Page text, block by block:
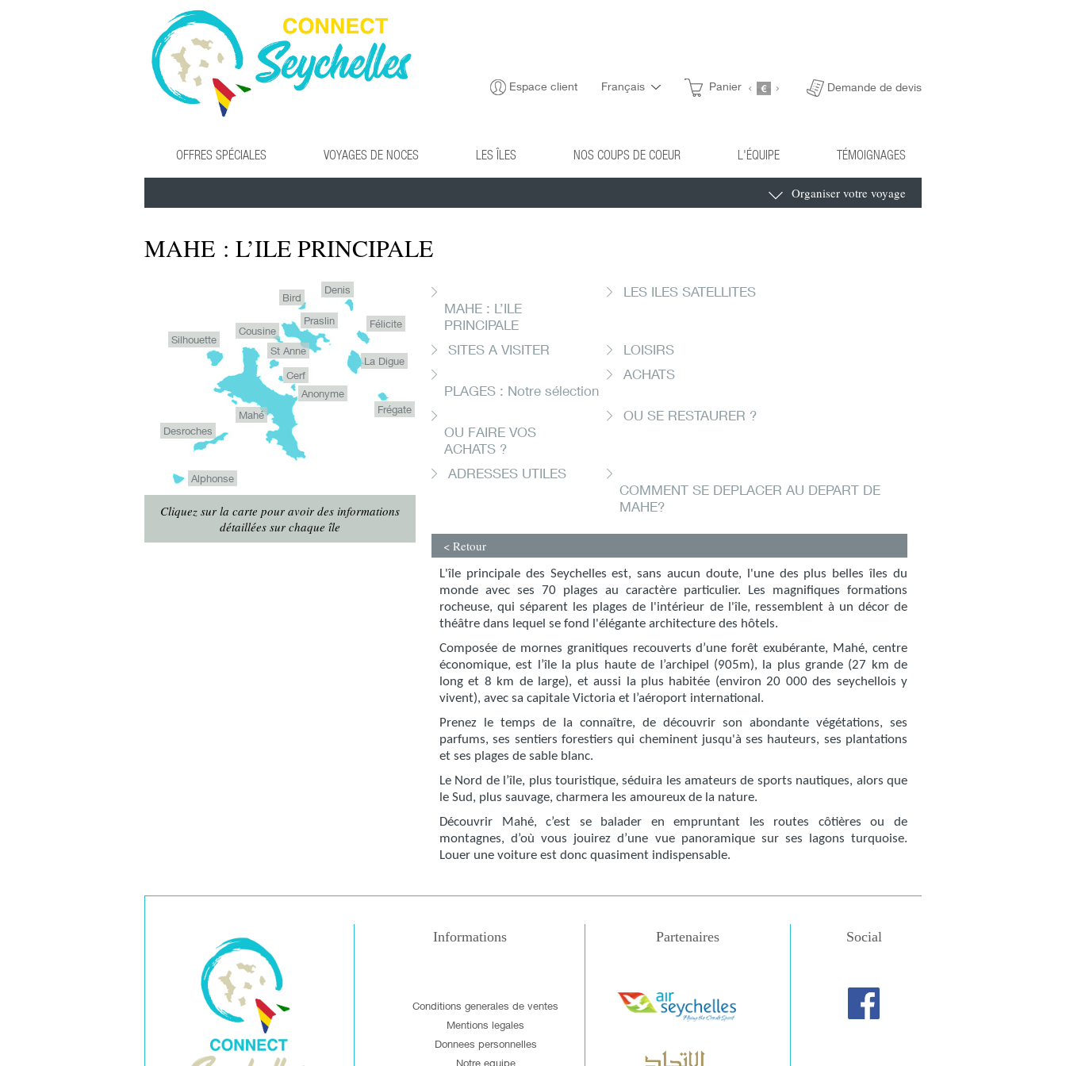
Espace client Français Panier Demande de devis
OFFRES SPÉCIALES VOYAGES DE NOCES LES ÎLES NOS COUPS DE COEUR L'ÉQUIPE TÉMOIGNAGES
Organiser votre voyage
MAHE : L’ILE PRINCIPALE
Alphonse
Desroches
Mahé
Silhouette
Anonyme
Cerf
St Anne
Cousine
Praslin
Bird
Denis
Félicite
La Digue
Frégate
Cliquez sur la carte pour avoir des informations
détaillées sur chaque île
MAHE : L’ILE
PRINCIPALE
LES ILES SATELLITES
SITES A VISITER LOISIRS
PLAGES : Notre sélection
ACHATS
OU FAIRE VOS
ACHATS ?
OU SE RESTAURER ?
ADRESSES UTILES
COMMENT SE DEPLACER AU DEPART DE
MAHE?
< Retour
L'île principale des Seychelles est, sans aucun doute, l'une des plus belles îles du
monde avec ses 70 plages au caractère particulier. Les magnifiques formations
rocheuse, qui séparent les plages de l'intérieur de l'île, ressemblent à un décor de
théâtre dans lequel se fond l'élégante architecture des hôtels.
Composée de mornes granitiques recouverts d’une forêt exubérante, Mahé, centre
économique, est l’île la plus haute de l’archipel (905m), la plus grande (27 km de
long et 8 km de large), et aussi la plus habitée (environ 20 000 des seychellois y
vivent), avec sa capitale Victoria et l’aéroport international.
Prenez le temps de la connaître, de découvrir son abondante végétations, ses
parfums, ses sentiers forestiers qui cheminent jusqu'à ses hauteurs, ses plantations
et ses plages de sable blanc.
Le Nord de l’île, plus touristique, séduira les amateurs de sports nautiques, alors que
le Sud, plus sauvage, charmera les amoureux de la nature.
Découvrir Mahé, c’est se balader en empruntant les routes côtières ou de
montagnes, d’où vous jouirez d’une vue panoramique sur ses lagons turquoise.
Louer une voiture est donc quasiment indispensable.
Informations
Conditions generales de ventes
Mentions legales
Donnees personnelles
Notre equipe
Partenaires Social